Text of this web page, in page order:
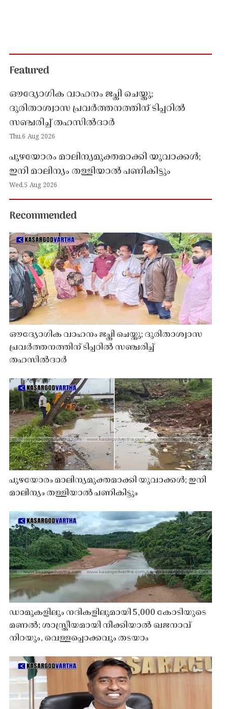
Featured
ഔദ്യോഗിക വാഹനം ജപ്തി ചെയ്തു;
ദുരിതാശ്വാസ പ്രവർത്തനത്തിന് ടിപ്പറിൽ
സഞ്ചരിച്ച് തഹസിൽദാർ
Thu,6 Aug 2026
പുഴയോരം മാലിന്യമുക്തമാക്കി യുവാക്കൾ;
ഇനി മാലിന്യം തള്ളിയാൽ പണികിട്ടും
Wed,5 Aug 2026
Recommended
ഔദ്യോഗിക വാഹനം ജപ്തി ചെയ്തു; ദുരിതാശ്വാസ
പ്രവർത്തനത്തിന് ടിപ്പറിൽ സഞ്ചരിച്ച്
തഹസിൽദാർ
പുഴയോരം മാലിന്യമുക്തമാക്കി യുവാക്കൾ; ഇനി
മാലിന്യം തള്ളിയാൽ പണികിട്ടും
ഡാമുകളിലും നദികളിലുമായി 5,000 കോടിയുടെ
മണൽ; ശാസ്ത്രീയമായി നീക്കിയാൽ ഖജനാവ്
നിറയും, വെള്ളപ്പൊക്കവും തടയാം